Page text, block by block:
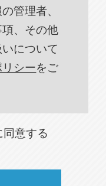
管理者、
、その他
について
シーをご
意する